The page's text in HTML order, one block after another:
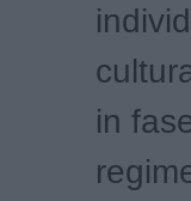
in